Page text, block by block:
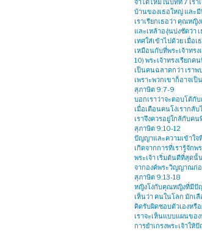
บ้านของเธอใหญ่ และ
เราเรียกเธอว่า คุณหญิ
และเหล้าองุ่นบ่งชัดว่า
เทศใส่เข้าไปด้วย เมื่อ
เหมือนกับที่พระเจ้าทร
10) พระเจ้าทรงเรียก
เป็นคนฉลาดกว่า เราพ
เพราะพวกเขาก็อาจเ
สุภาษิต 9:7-9
บอกเราว่าจะตอบโต้กั
เมื่อเตือนคนโง่เรากลั
เราจึงควรอยู่ใกล้กับค
สุภาษิต 9:10-12
ปัญญาและความเข้าใจ
เกิดจากการที่เรารู้จัก
พระเจ้า เริ่มต้นดีที่สุดนั้
จากองค์พระวิญญาณก่อ
สุภาษิต 9:13-18
หญิงโง่กับคุณหญิงที่มีปัญ
เห็นว่า คนในโลก มักเ
คิดรับผิดชอบตัวเองห
เราจะเห็นแบบแผนขอ
การยำเกรงพระเจ้าใ